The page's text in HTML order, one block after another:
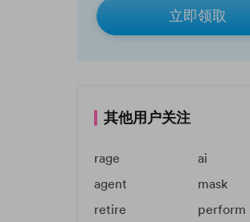
立即领取
其他用户关注
rage
ai
agent
mask
retire
perform